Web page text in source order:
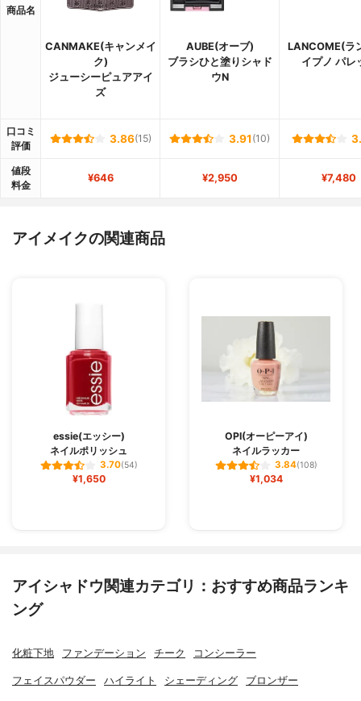
商品名
CANMAKE(キャンメイ
ク)
ジューシーピュアアイ
ズ
AUBE(オーブ)
ブラシひと塗りシャド
ウN
LANCOME(ラ
イプノ パレ
口コミ
評価
3.86(15) 3.91 (10)
値段
料金
¥646 ¥2,950 ¥7,480
アイメイクの関連商品
essie(エッシー)
ネイルポリッシュ
3.70(54)
¥1,650
OPI(オーピーアイ)
ネイルラッカー
3.84(108)
¥1,034
アイシャドウ関連カテゴリ：おすすめ商品ランキ
ング
化粧下地 ファンデーション チーク コンシーラー
フェイスパウダー ハイライト シェーディング ブロンザー